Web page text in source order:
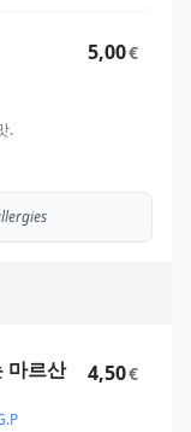
.
5,00€
마르산
4,50€